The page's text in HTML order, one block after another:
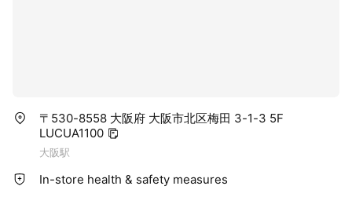
〒530-8558 大阪府 大阪市北区梅田 3-1-3 5F
LUCUA1100
大阪駅
In-store health & safety measures